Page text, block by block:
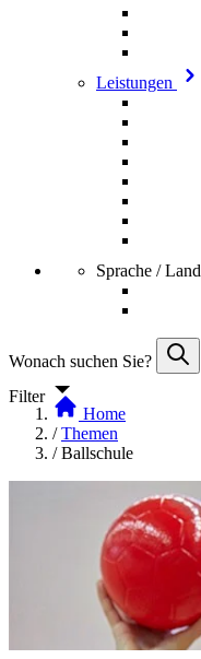
Leistungen
Sprache / Land
Wonach suchen Sie?
Filter
Home
/ Themen
/ Ballschule